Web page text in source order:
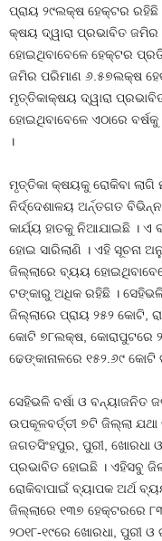
ପ୍ରାୟ ୨୯ଲକ୍ଷ ହେକ୍ଟର
କ୍ଷୟ ଦ୍ୱାରା ପ୍ରଭାବିତ
ହୋଇଥିବାବେଳେ ହେକ୍ଟର
ଜମିର ପରିମାଣ ୬.୫୭ଲକ୍ଷ
ମୃତ୍ତିକାକ୍ଷୟ ଦ୍ୱାରା
ହୋଇଥିବାବେଳେ ଏଠାରେ
।
ମୃତ୍ତିକା କ୍ଷୟକୁ ରୋକିବା ଲାଗି
ନିର୍ଦ୍ଦେଶାଳୟ ଅର୍ନ୍ତଗତ
କାର୍ଯ୍ୟ ହାତକୁ ନିଆଯାଇଛି ।
ହୋଇ ସାରିଲାଣି । ଏହି ସୂଚନା
ଜିଲ୍ଲାରେ ବ୍ୟୟ
ଟଙ୍କାରୁ ଅଧିକ ରହିଛି ।
ଜିଲ୍ଲାରେ ପ୍ରାୟ ୨୫୨ କୋଟି,
କୋଟି ୭୮ଲକ୍ଷ, କୋରାପୁଟରେ
ଢେଙ୍କାନାଳରେ ୧୫୨.୬୯
ସେହିଭଳି ବର୍ଷା ଓ ବନ୍ୟାଜନିତ
ଉପକୂଳବର୍ତ୍ତୀ ୭ଟି ଜିଲ୍ଲା
ଜଗତସିଂହପୁର, ପୁରୀ, ଖୋରଧା
ପ୍ରଭାବିତ ହୋଇଛି । ଏହିସବୁ
ରୋକିବାପାଇଁ ବ୍ୟାପକ ଅର୍ଥ
ଜିଲ୍ଲାରେ ୧୩୭ ହେକ୍ଟରରେ
୨୦୧୮-୧୯ରେ ଖୋରଧା, ପୁରୀ